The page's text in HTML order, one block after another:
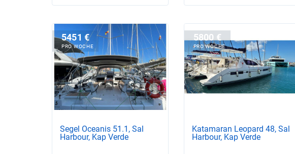
5451 €
PRO WOCHE
Segel Oceanis 51.1, Sal
Harbour, Kap Verde
5800 €
PRO WOCHE
Katamaran Leopard 48, Sal
Harbour, Kap Verde